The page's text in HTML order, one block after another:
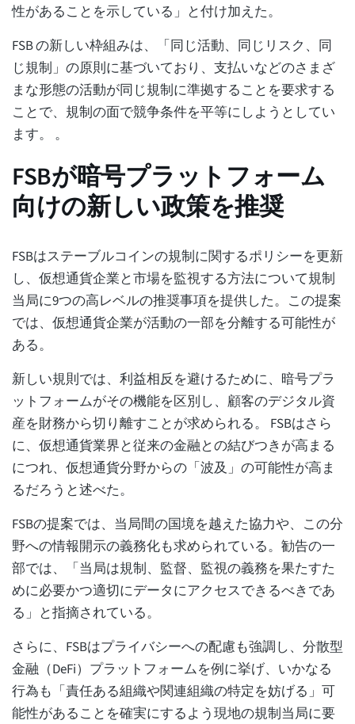
性があることを示している」と付け加えた。
FSB の新しい枠組みは、「同じ活動、同じリスク、同
じ規制」の原則に基づいており、支払いなどのさまざ
まな形態の活動が同じ規制に準拠することを要求する
ことで、規制の面で競争条件を平等にしようとしてい
ます。 。
FSBが暗号プラットフォーム
向けの新しい政策を推奨
FSBはステーブルコインの規制に関するポリシーを更新
し、仮想通貨企業と市場を監視する方法について規制
当局に9つの高レベルの推奨事項を提供した。この提案
では、仮想通貨企業が活動の一部を分離する可能性が
ある。
新しい規則では、利益相反を避けるために、暗号プラ
ットフォームがその機能を区別し、顧客のデジタル資
産を財務から切り離すことが求められる。 FSBはさら
に、仮想通貨業界と従来の金融との結びつきが高まる
につれ、仮想通貨分野からの「波及」の可能性が高ま
るだろうと述べた。
FSBの提案では、当局間の国境を越えた協力や、この分
野への情報開示の義務化も求められている。勧告の一
部では、「当局は規制、監督、監視の義務を果たすた
めに必要かつ適切にデータにアクセスできるべきであ
る」と指摘されている。
さらに、FSBはプライバシーへの配慮も強調し、分散型
金融（DeFi）プラットフォームを例に挙げ、いかなる
行為も「責任ある組織や関連組織の特定を妨げる」可
能性があることを確実にするよう現地の規制当局に要